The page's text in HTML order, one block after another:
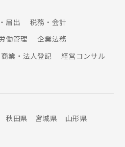
届出
税務・会計
働管理
企業法務
商業・法人登記 経営コンサル
秋田県 宮城県
山形県